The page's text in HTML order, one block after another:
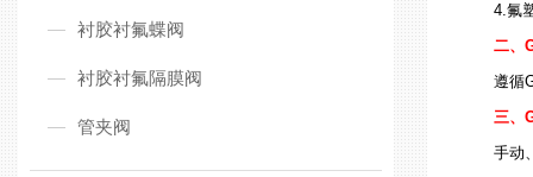
衬胶衬氟蝶阀
衬胶衬氟隔膜阀
管夹阀
4.氟塑
二、
遵循
三、
手动